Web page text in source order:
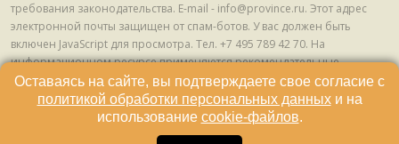
требования законодательства. E-mail - info@province.ru. Этот адрес
электронной почты защищен от спам-ботов. У вас должен быть
включен JavaScript для просмотра. Tел. +7 495 789 42 70. На
информационном ресурсе применяются рекомендательные
технологии (информационные технологии предоставления
информации на основе сбора, систематизации и анализа сведений,
относящихся к предпочтениям пользователей сети "Интернет",
находящихся на территории Российской Федерации) © ООО ИД
Оставаясь на сайте, вы подтверждаете свое согласие с
политикой обработки персональных данныхи на
использование cookie-файлов.